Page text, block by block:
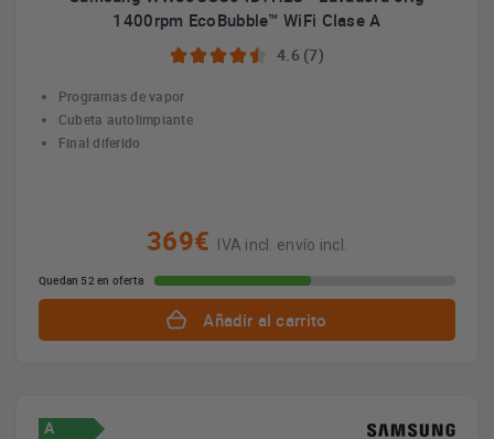
1400rpm EcoBubble™ WiFi Clase A
4.6 (7)
Programas de vapor
Cubeta autolimpiante
Final diferido
369€ IVA incl. envío incl.
Quedan 52 en oferta
Añadir al carrito
A